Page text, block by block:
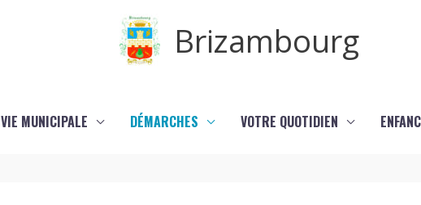
Brizambourg
VIE MUNICIPALE DÉMARCHES VOTRE QUOTIDIEN